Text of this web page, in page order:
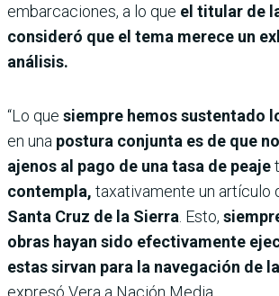
embarcaciones, a lo que el titular de
consideró que el tema merece un
análisis.
“Lo que siempre hemos sustentado
en una postura conjunta es de que
ajenos al pago de una tasa de peaje
contempla, taxativamente un artículo
Santa Cruz de la Sierra . Esto,
obras hayan sido efectivamente
estas sirvan para la navegación de
expresó Vera a Nación Media.